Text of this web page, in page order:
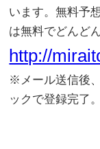
います。無料予
は無料でどんど
http://
※メール送信後
ックで登録完了。